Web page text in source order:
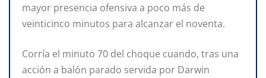
mayor presencia ofensiva a poco más de
veinticinco minutos para alcanzar el noventa.
Corría el minuto 70 del choque cuando, tras una
acción a balón parado servida por Darwin